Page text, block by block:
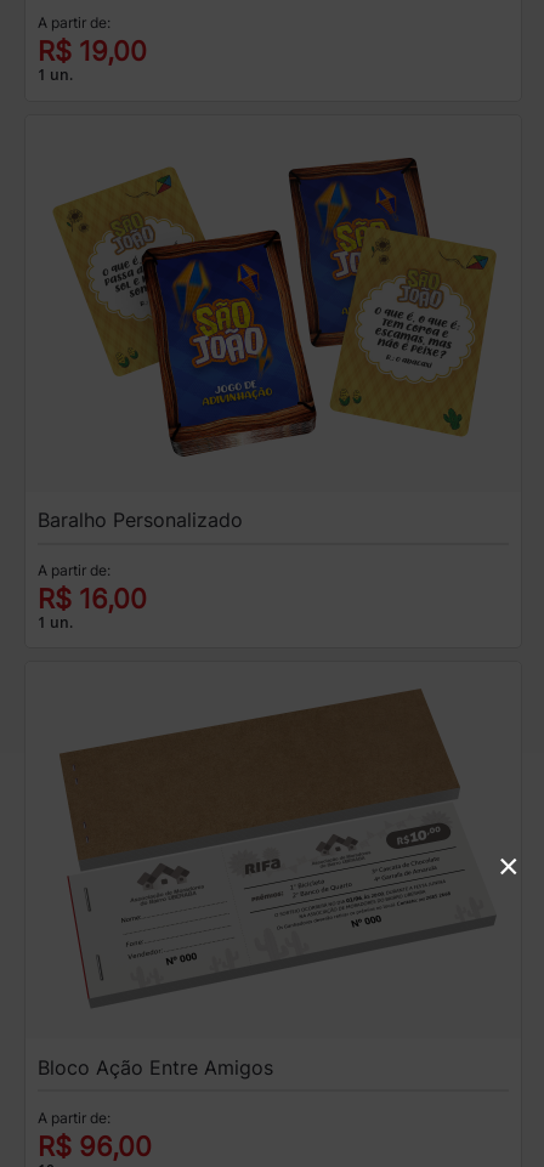
A partir de:
R$ 19,00
1 un.
Baralho Personalizado
A partir de:
R$ 16,00
1 un.
Bloco Ação Entre Amigos
A partir de:
R$ 96,00
×